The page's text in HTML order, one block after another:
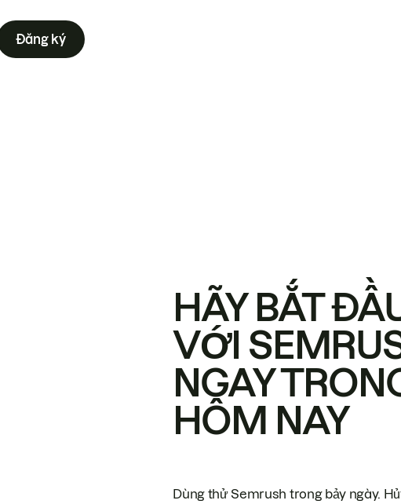
Đăng ký
HÃY BẮT
VỚI
NGAY
HÔM NAY
Dùng thử Semrush trong bảy ngày.